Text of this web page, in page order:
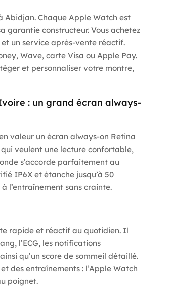
Abidjan. Chaque Apple Watch est
garantie constructeur. Vous achetez
un service après-vente réactif.
Wave, carte Visa ou Apple Pay.
et personnaliser votre montre,
: un grand écran always-
valeur un écran always-on Retina
veulent une lecture confortable,
s’accorde parfaitement au
IP6X et étanche jusqu’à 50
l’entraînement sans crainte.
rapide et réactif au quotidien. Il
l’ECG, les notifications
qu’un score de sommeil détaillé.
des entraînements : l’Apple Watch
poignet.